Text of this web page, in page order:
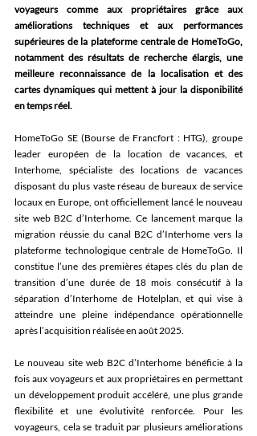
voyageurs comme aux propriétaires grâce aux
améliorations techniques et aux performances
supérieures de la plateforme centrale de HomeToGo,
notamment des résultats de recherche élargis, une
meilleure reconnaissance de la localisation et des
cartes dynamiques qui mettent à jour la disponibilité
en temps réel.
HomeToGo SE (Bourse de Francfort : HTG), groupe
leader européen de la location de vacances, et
Interhome, spécialiste des locations de vacances
disposant du plus vaste réseau de bureaux de service
locaux en Europe, ont officiellement lancé le nouveau
site web B2C d’Interhome. Ce lancement marque la
migration réussie du canal B2C d’Interhome vers la
plateforme technologique centrale de HomeToGo. Il
constitue l’une des premières étapes clés du plan de
transition d’une durée de 18 mois consécutif à la
séparation d’Interhome de Hotelplan, et qui vise à
atteindre une pleine indépendance opérationnelle
après l’acquisition réalisée en août 2025.
Le nouveau site web B2C d’Interhome bénéficie à la
fois aux voyageurs et aux propriétaires en permettant
un développement produit accéléré, une plus grande
flexibilité et une évolutivité renforcée. Pour les
voyageurs, cela se traduit par plusieurs améliorations